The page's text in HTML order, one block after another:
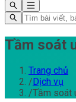
Tầm soát
Trang chủ
/Dịch vụ
/Tầm soát